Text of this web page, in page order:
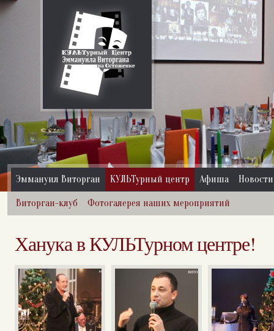
Эммануил Виторган КУЛЬТурный центр Афиша Новости
Виторган-клуб Фотогалерея наших мероприятий
Ханука в КУЛЬТурном центре!